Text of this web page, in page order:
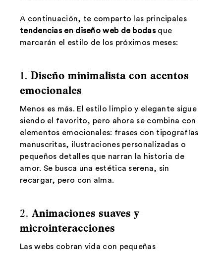
A continuación, te comparto las principales
tendencias en diseño web de bodasque
marcarán el estilo de los próximos meses:
1. Diseño minimalista con acentos
emocionales
Menos es más. El estilo limpio y elegante sigue
siendo el favorito, pero ahora se combina con
elementos emocionales: frases con tipografías
manuscritas, ilustraciones personalizadas o
pequeños detalles que narran la historia de
amor. Se busca una estética serena, sin
recargar, pero con alma.
2. Animaciones suaves y
microinteracciones
Las webs cobran vida con pequeñas